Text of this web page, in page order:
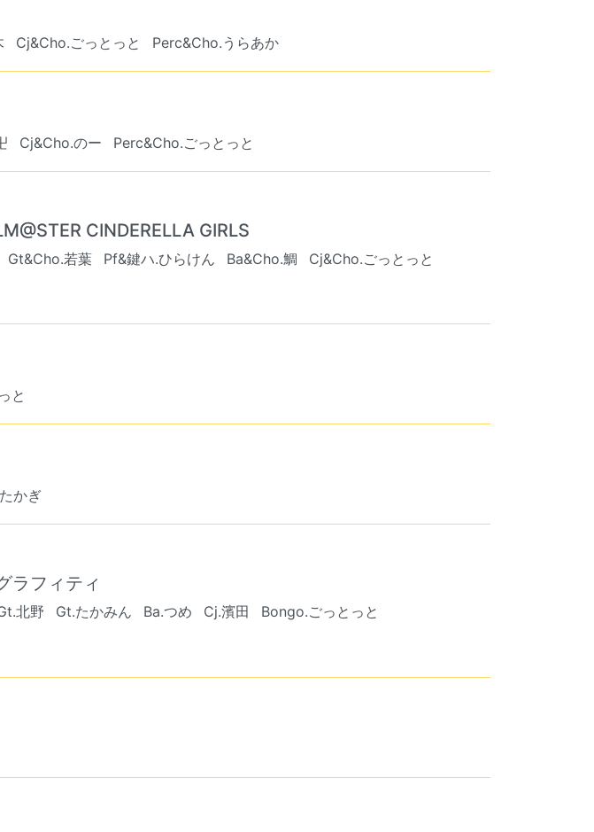
Cj&Cho.ごっとっと Perc&Cho.うらあか
Cj&Cho.のー Perc&Cho.ごっとっと
CINDERELLA GIRLS
Gt&Cho.若葉 Pf&鍵ハ.ひらけん Ba&Cho.鯛
Cj&Cho.ごっとっと
と
かぎ
ラフィティ
北野 Gt.たかみん Ba.つめ Cj.濱田
Bongo.ごっとっと